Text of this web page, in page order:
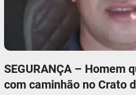
SEGURANÇA – Homem
com caminhão no Crato